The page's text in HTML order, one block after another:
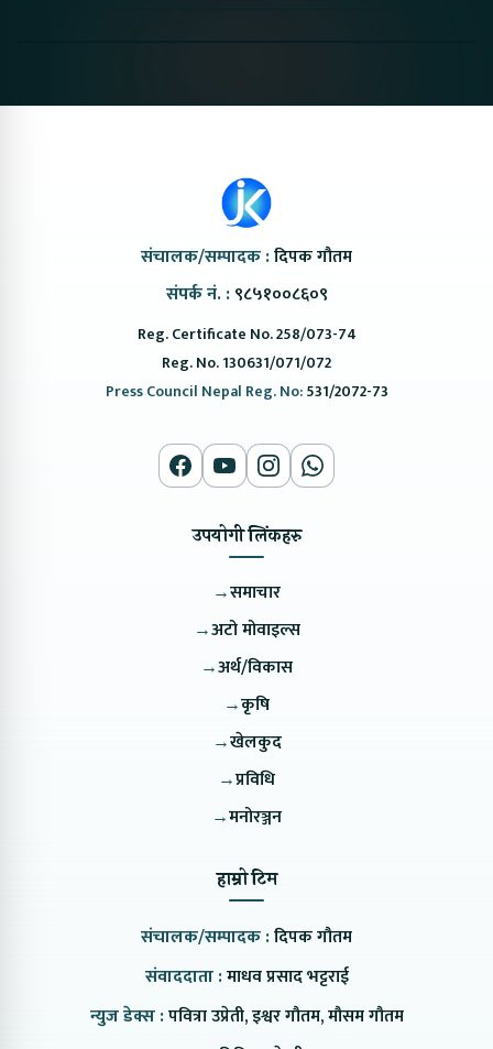
संचालक/सम्पादक :दिपक गौतम
संपर्क नं. : ९८५१००८६०९
Reg. Certificate No. 258/073-74
Reg. No. 130631/071/072
Press Council Nepal Reg. No:531/2072-73
उपयोगी लिंकहरु
→समाचार
→अटो मोवाइल्स
→अर्थ/विकास
→कृषि
→खेलकुद
→प्रविधि
→मनोरञ्जन
हाम्रो टिम
संचालक/सम्पादक :दिपक गौतम
संवाददाता :माधव प्रसाद भट्टराई
न्युज डेक्स :पवित्रा उप्रेती, इश्वर गौतम, मौसम गौतम